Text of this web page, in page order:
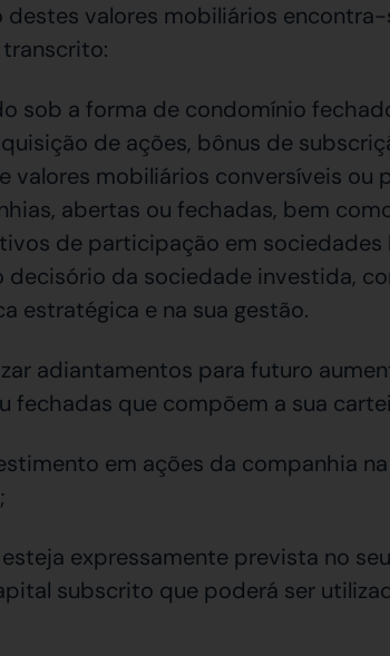
destes valores mobiliários
transcrito:
sob a forma de condomínio
de ações, bônus de
valores mobiliários conversíveis ou
abertas ou fechadas, bem
de participação em sociedades
da sociedade investida,
estratégica e na sua gestão.
adiantamentos para futuro
fechadas que compõem a sua
em ações da companhia
expressamente prevista no
subscrito que poderá ser